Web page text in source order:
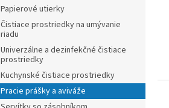
Papierové utierky
Čistiace prostriedky na umývanie
riadu
Univerzálne a dezinfekčné čistiace
prostriedky
Kuchynské čistiace prostriedky
Pracie prášky a aviváže